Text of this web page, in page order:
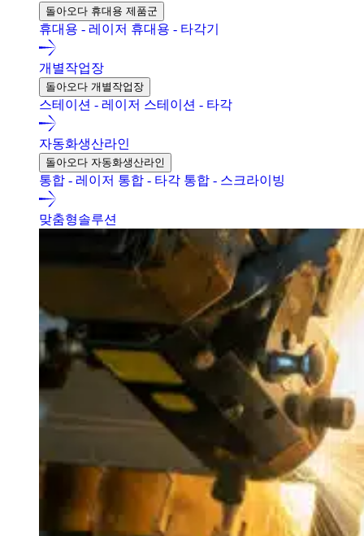
돌아오다 휴대용 제품군
휴대용 - 레이저 휴대용 - 타각기
개별작업장
돌아오다 개별작업장
스테이션 - 레이저 스테이션 - 타각
자동화생산라인
돌아오다 자동화생산라인
통합 - 레이저 통합 - 타각 통합 - 스크라이빙
맞춤형솔루션